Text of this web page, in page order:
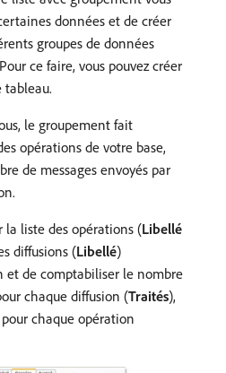
données et de créer
groupes de données
ce faire, vous pouvez créer
tableau.
le groupement fait
opérations de votre base,
de messages envoyés par
liste des opérations (Libellé
diffusions (Libellé)
et de comptabiliser le nombre
chaque diffusion (Traités),
chaque opération